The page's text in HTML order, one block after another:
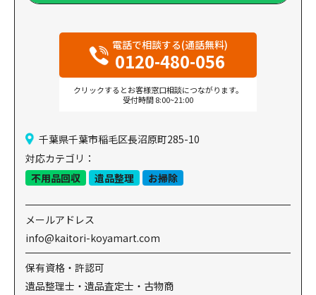
電話で相談する(通話無料)
0120-480-056
クリックするとお客様窓口相談につながります。
受付時間 8:00~21:00
千葉県千葉市稲毛区長沼原町285-10
対応カテゴリ：
不用品回収
遺品整理 お掃除
メールアドレス
info@kaitori-koyamart.com
保有資格・許認可
遺品整理士・遺品査定士・古物商